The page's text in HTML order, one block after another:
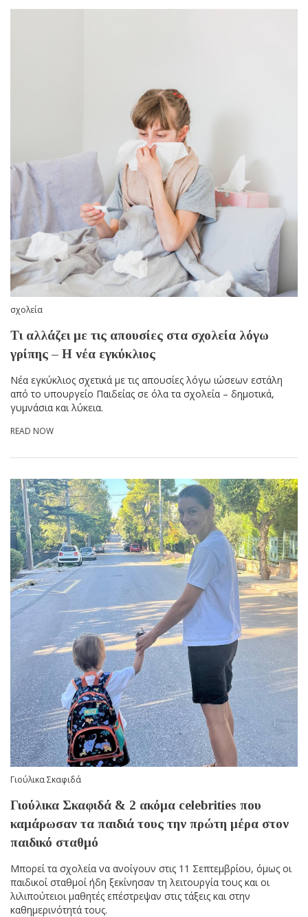
σχολεία
Τι αλλάζει με τις απουσίες στα σχολεία λόγω
γρίπης – Η νέα εγκύκλιος
Νέα εγκύκλιος σχετικά με τις απουσίες λόγω ιώσεων εστάλη
από το υπουργείο Παιδείας σε όλα τα σχολεία – δημοτικά,
γυμνάσια και λύκεια.
READ NOW
Γιούλικα Σκαφιδά
Γιούλικα Σκαφιδά & 2 ακόμα celebrities που
καμάρωσαν τα παιδιά τους την πρώτη μέρα στον
παιδικό σταθμό
Μπορεί τα σχολεία να ανοίγουν στις 11 Σεπτεμβρίου, όμως οι
παιδικοί σταθμοί ήδη ξεκίνησαν τη λειτουργία τους και οι
λιλιπούτειοι μαθητές επέστρεψαν στις τάξεις και στην
καθημερινότητά τους.